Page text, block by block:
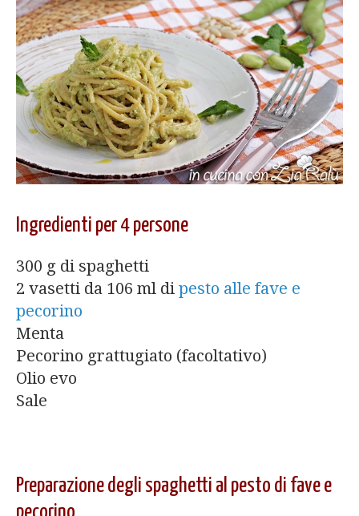
Ingredienti per 4 persone
300 g di spaghetti
2 vasetti da 106 ml di pesto alle fave e
pecorino
Menta
Pecorino grattugiato (facoltativo)
Olio evo
Sale
Preparazione degli spaghetti al pesto di fave e